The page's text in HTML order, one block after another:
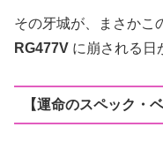
その牙城が、まさかこ
RG477V に崩される
【運命のスペック・